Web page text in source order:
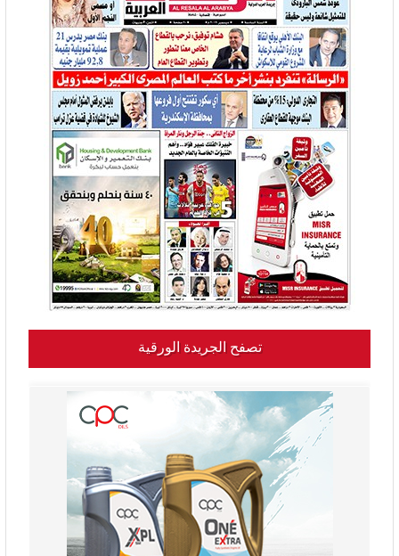
تصفح الجريدة الورقية